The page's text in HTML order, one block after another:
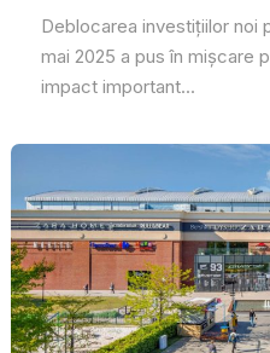
Deblocarea investițiilor noi
mai 2025 a pus în mișcare
impact important...